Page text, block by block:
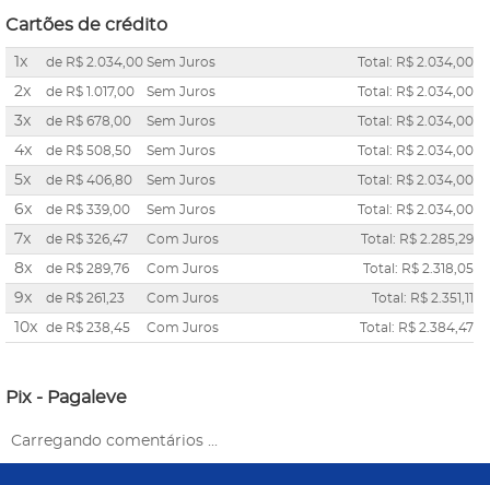
Cartões de crédito
1x de R$ 2.034,00 Sem Juros Total: R$ 2.034,00
2x de R$ 1.017,00 Sem Juros Total: R$ 2.034,00
3x de R$ 678,00 Sem Juros Total: R$ 2.034,00
4x de R$ 508,50 Sem Juros Total: R$ 2.034,00
5x de R$ 406,80 Sem Juros Total: R$ 2.034,00
6x de R$ 339,00 Sem Juros Total: R$ 2.034,00
7x de R$ 326,47 Com Juros Total: R$ 2.285,29
8x de R$ 289,76 Com Juros Total: R$ 2.318,05
9x de R$ 261,23 Com Juros Total: R$ 2.351,11
10x de R$ 238,45 Com Juros Total: R$ 2.384,47
Pix - Pagaleve
Carregando comentários ...